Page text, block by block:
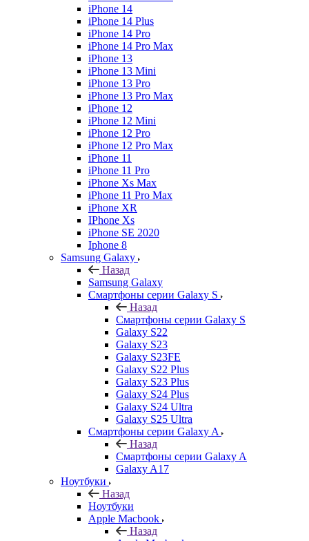
iPhone 14
iPhone 14 Plus
iPhone 14 Pro
iPhone 14 Pro Max
iPhone 13
iPhone 13 Mini
iPhone 13 Pro
iPhone 13 Pro Max
iPhone 12
iPhone 12 Mini
iPhone 12 Pro
iPhone 12 Pro Max
iPhone 11
iPhone 11 Pro
iPhone Xs Max
iPhone 11 Pro Max
iPhone XR
IPhone Xs
iPhone SE 2020
Iphone 8
Samsung Galaxy
Назад
Samsung Galaxy
Смартфоны серии Galaxy S
Назад
Смартфоны серии Galaxy S
Galaxy S22
Galaxy S23
Galaxy S23FE
Galaxy S22 Plus
Galaxy S23 Plus
Galaxy S24 Plus
Galaxy S24 Ultra
Galaxy S25 Ultra
Смартфоны серии Galaxy A
Назад
Смартфоны серии Galaxy A
Galaxy A17
Ноутбуки
Назад
Ноутбуки
Apple Macbook
Назад